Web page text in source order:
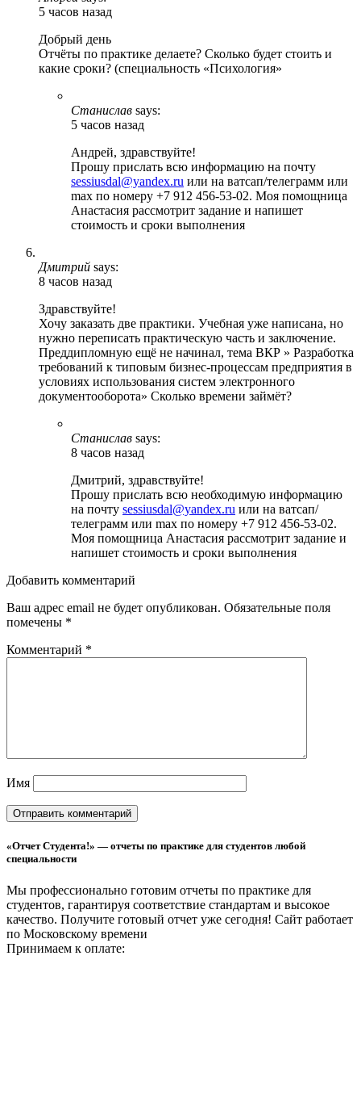
5 часов назад
Добрый день
Отчёты по практике делаете? Сколько будет стоить и
какие сроки? (специальность «Психология»
Станислав says:
5 часов назад
Андрей, здравствуйте!
Прошу прислать всю информацию на почту
sessiusdal@yandex.ru или на ватсап/телеграмм или
max по номеру +7 912 456-53-02. Моя помощница
Анастасия рассмотрит задание и напишет
стоимость и сроки выполнения
Дмитрий says:
8 часов назад
Здравствуйте!
Хочу заказать две практики. Учебная уже написана, но
нужно переписать практическую часть и заключение.
Преддипломную ещё не начинал, тема ВКР » Разработка
требований к типовым бизнес-процессам предприятия в
условиях использования систем электронного
документооборота» Сколько времени займёт?
Станислав says:
8 часов назад
Дмитрий, здравствуйте!
Прошу прислать всю необходимую информацию
на почту sessiusdal@yandex.ru или на ватсап/
телеграмм или max по номеру +7 912 456-53-02.
Моя помощница Анастасия рассмотрит задание и
напишет стоимость и сроки выполнения
Добавить комментарий
Ваш адрес email не будет опубликован. Обязательные поля
помечены *
Комментарий *
Имя
«Отчет Студента!» — отчеты по практике для студентов любой
специальности
Мы профессионально готовим отчеты по практике для
студентов, гарантируя соответствие стандартам и высокое
качество. Получите готовый отчет уже сегодня! Сайт работает
по Московскому времени
Принимаем к оплате: